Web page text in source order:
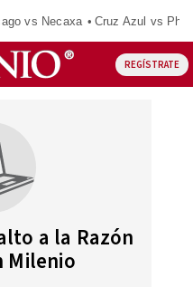
vs Necaxa Cruz Azul vs
REGÍSTRATE
a la Razón
Milenio